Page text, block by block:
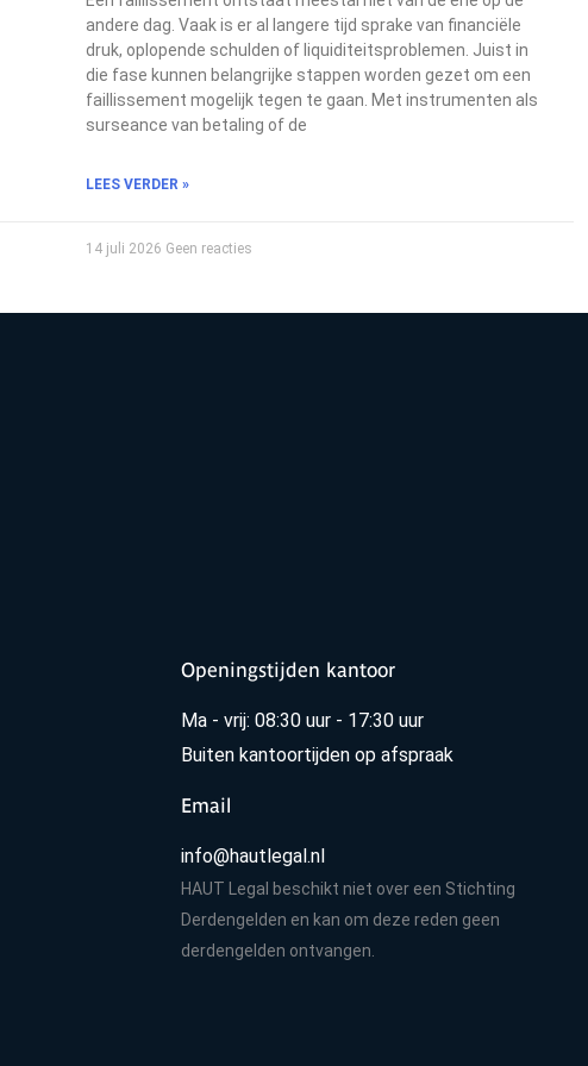
andere dag. Vaak is er al langere tijd sprake van financiële
druk, oplopende schulden of liquiditeitsproblemen. Juist in
die fase kunnen belangrijke stappen worden gezet om een
faillissement mogelijk tegen te gaan. Met instrumenten als
surseance van betaling of de
LEES VERDER »
14 juli 2026 Geen reacties
Openingstijden kantoor
Ma - vrij: 08:30 uur - 17:30 uur
Buiten kantoortijden op afspraak
Email
info@hautlegal.nl
HAUT Legal beschikt niet over een Stichting
Derdengelden en kan om deze reden geen
derdengelden ontvangen.